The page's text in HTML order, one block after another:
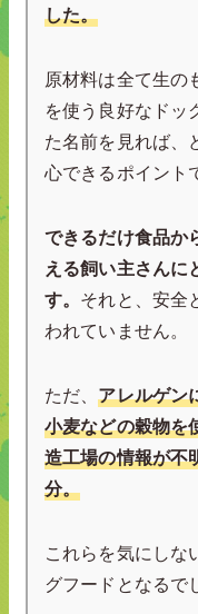
した。
原材料は全て生の
を使う良好なドッ
た名前を見れば、
心できるポイント
できるだけ食品か
える飼い主さんに
す。 それと、安全
われていません。
ただ、アレルゲン
小麦などの穀物を
造工場の情報が不
分。
これらを気にしな
グフードとなるで